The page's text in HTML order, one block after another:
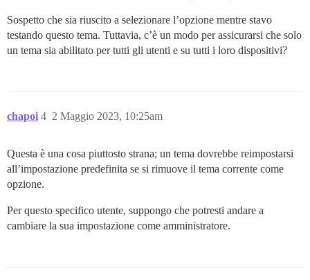
Sospetto che sia riuscito a selezionare l’opzione mentre stavo
testando questo tema. Tuttavia, c’è un modo per assicurarsi che solo
un tema sia abilitato per tutti gli utenti e su tutti i loro dispositivi?
chapoi 2 Maggio 2023, 10:25am
4
Questa è una cosa piuttosto strana; un tema dovrebbe reimpostarsi
all’impostazione predefinita se si rimuove il tema corrente come
opzione.
Per questo specifico utente, suppongo che potresti andare a
cambiare la sua impostazione come amministratore.